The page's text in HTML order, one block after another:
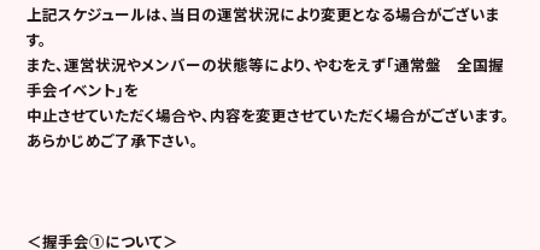
上記スケジュールは、当日の運営状況により変更となる場合がございま
す。
また、運営状況やメンバーの状態等により、やむをえず「通常盤 全国握
手会イベント」を
中止させていただく場合や、内容を変更させていただく場合がございます。
あらかじめご了承下さい。
＜握手会①について＞